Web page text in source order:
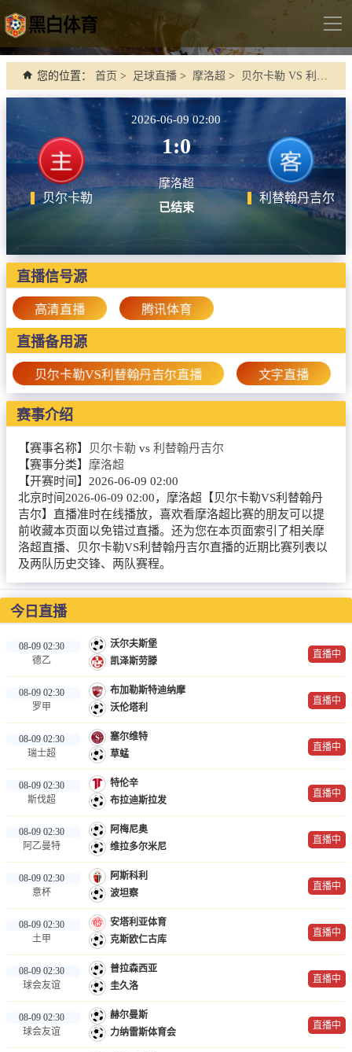
导
首页
德甲
法甲
西甲
世界杯
欧冠杯
中超
篮球直播
NBA
CBA
录像
足球录像
篮球录像
新闻
足球新闻
篮球新闻
您的位置： 首页 > 足球直播 > 摩洛超 > 贝尔卡勒 VS 利替翰丹吉尔
贝尔卡勒
2026-06-09 02:00
1:0
摩洛超
已结束
利替翰丹吉尔
直播信号源
高清直播 腾讯体育
直播备用源
贝尔卡勒VS利替翰丹吉尔直播 文字直播
赛事介绍
【赛事名称】 贝尔卡勒 vs 利替翰丹吉尔
【赛事分类】 摩洛超
【开赛时间】 2026-06-09 02:00
北京时间2026-06-09 02:00，摩洛超【贝尔卡勒VS利替翰丹
吉尔】直播准时在线播放，喜欢看摩洛超比赛的朋友可以提
前收藏本页面以免错过直播。还为您在本页面索引了相关摩
洛超直播、贝尔卡勒VS利替翰丹吉尔直播的近期比赛列表以
及两队历史交锋、两队赛程。
今日直播
08-09 02:30
德乙
沃尔夫斯堡
凯泽斯劳滕
直播中
08-09 02:30
罗甲
布加勒斯特迪纳摩
沃伦塔利
直播中
08-09 02:30
瑞士超
塞尔维特
草蜢
直播中
08-09 02:30
斯伐超
特伦辛
布拉迪斯拉发
直播中
08-09 02:30
阿乙曼特
阿梅尼奥
维拉多尔米尼
直播中
08-09 02:30
意杯
阿斯科利
波坦察
直播中
08-09 02:30
土甲
安塔利亚体育
克斯欧仁古库
直播中
08-09 02:30
球会友谊
普拉森西亚
圭久洛
直播中
08-09 02:30
球会友谊
赫尔曼斯
力纳雷斯体育会
直播中